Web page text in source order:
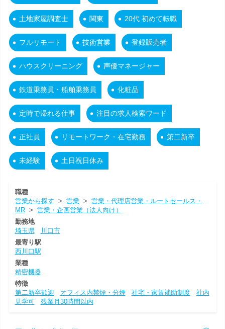
土地家屋調査士 関東 20代 初めて転職
フルリモート 技術営業 登録販売者
ハウスクリーニング 声優マネージャー
鉄道乗務員・船舶乗務員 化粧品
定時で帰れる仕事 注目の求人検索ワード
正社員 リモートワーク・在宅勤務 第二新卒
未経験 土日祝日休み
職種
営業から探す > 営業> 営業・代理店営業・ルートセールス・
MR> 営業・企画営業（法人向け）
勤務地
埼玉県
川口市
最寄り駅
西川口駅
業種
精密機器
特徴
第二新卒歓迎
オフィス内禁煙・分煙 社宅・家賃補助制度
社内
見学可
残業月30時間以内